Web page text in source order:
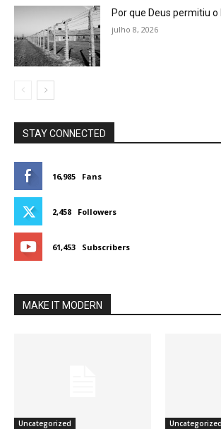
Por que Deus permitiu o
julho 8, 2026
STAY CONNECTED
16,985 Fans
2,458 Followers
61,453 Subscribers
MAKE IT MODERN
Uncategorized Uncategorized